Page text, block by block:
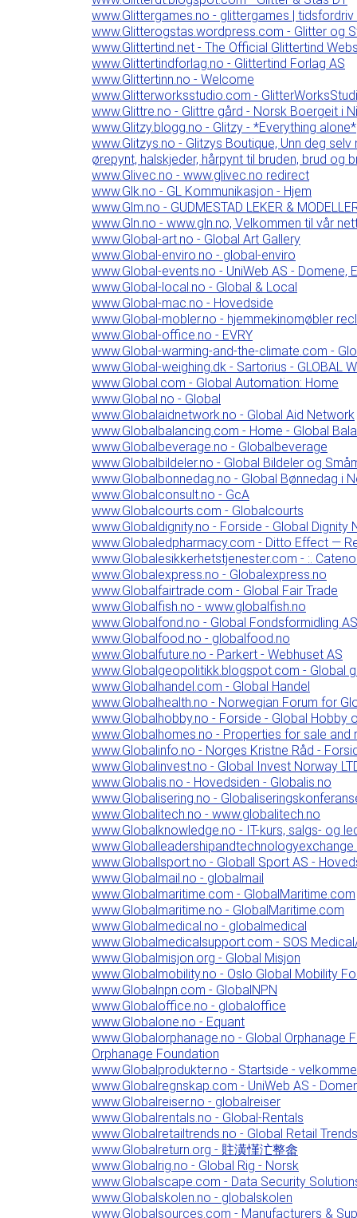
www.Glittergames.no - glittergames |
www.Glitterogstas.wordpress.com - Glitter og
www.Glittertind.net - The Official Glittertind
www.Glittertindforlag.no - Glittertind Forlag AS
www.Glittertinn.no - Welcome
www.Glitterworksstudio.com -
www.Glittre.no - Glittre gård - Norsk Boergeit i
www.Glitzy.blogg.no - Glitzy - *Everything alone*
www.Glitzys.no - Glitzys Boutique, Unn deg
ørepynt, halskjeder, hårpynt til bruden, brud og
www.Glivec.no - www.glivec.no redirect
www.Glk.no - GL Kommunikasjon - Hjem
www.Glm.no - GUDMESTAD LEKER &
www.Gln.no - www.gln.no, Velkommen til vår
www.Global-art.no - Global Art Gallery
www.Global-enviro.no - global-enviro
www.Global-events.no - UniWeb AS - Domene,
www.Global-local.no - Global & Local
www.Global-mac.no - Hovedside
www.Global-mobler.no - hjemmekinomøbler
www.Global-office.no - EVRY
www.Global-warming-and-the-climate.com -
www.Global-weighing.dk - Sartorius - GLOBAL
www.Global.com - Global Automation: Home
www.Global.no - Global
www.Globalaidnetwork.no - Global Aid Network
www.Globalbalancing.com - Home - Global
www.Globalbeverage.no - Globalbeverage
www.Globalbildeler.no - Global Bildeler og
www.Globalbonnedag.no - Global Bønnedag i
www.Globalconsult.no - GcA
www.Globalcourts.com - Globalcourts
www.Globaldignity.no - Forside - Global Dignity
www.Globaledpharmacy.com - Ditto Effect —
www.Globalesikkerhetstjenester.com - :.
www.Globalexpress.no - Globalexpress.no
www.Globalfairtrade.com - Global Fair Trade
www.Globalfish.no - www.globalfish.no
www.Globalfond.no - Global Fondsformidling AS
www.Globalfood.no - globalfood.no
www.Globalfuture.no - Parkert - Webhuset AS
www.Globalgeopolitikk.blogspot.com - Global
www.Globalhandel.com - Global Handel
www.Globalhealth.no - Norwegian Forum for
www.Globalhobby.no - Forside - Global Hobby
www.Globalhomes.no - Properties for sale and
www.Globalinfo.no - Norges Kristne Råd -
www.Globalinvest.no - Global Invest Norway
www.Globalis.no - Hovedsiden - Globalis.no
www.Globalisering.no -
www.Globalitech.no - www.globalitech.no
www.Globalknowledge.no - IT-kurs, salgs- og
www.Globallsport.no - Globall Sport AS -
www.Globalmail.no - globalmail
www.Globalmaritime.com - GlobalMaritime.com
www.Globalmaritime.no - GlobalMaritime.com
www.Globalmedical.no - globalmedical
www.Globalmedicalsupport.com - SOS
www.Globalmisjon.org - Global Misjon
www.Globalmobility.no - Oslo Global Mobility
www.Globalnpn.com - GlobalNPN
www.Globaloffice.no - globaloffice
www.Globalone.no - Equant
www.Globalorphanage.no - Global Orphanage
Orphanage Foundation
www.Globalprodukter.no - Startside -
www.Globalregnskap.com - UniWeb AS -
www.Globalreiser.no - globalreiser
www.Globalrentals.no - Global-Rentals
www.Globalretailtrends.no - Global Retail Trends
www.Globalreturn.org - 䝬潢慬汒整畲
www.Globalrig.no - Global Rig - Norsk
www.Globalscape.com - Data Security
www.Globalskolen.no - globalskolen
www.Globalsources.com - Manufacturers &